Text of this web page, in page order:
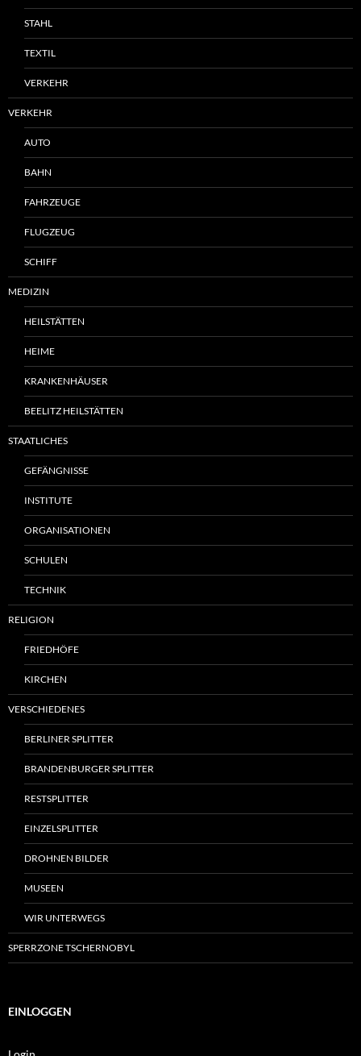
STAHL
TEXTIL
VERKEHR
VERKEHR
AUTO
BAHN
FAHRZEUGE
FLUGZEUG
SCHIFF
MEDIZIN
HEILSTÄTTEN
HEIME
KRANKENHÄUSER
BEELITZ HEILSTÄTTEN
STAATLICHES
GEFÄNGNISSE
INSTITUTE
ORGANISATIONEN
SCHULEN
TECHNIK
RELIGION
FRIEDHÖFE
KIRCHEN
VERSCHIEDENES
BERLINER SPLITTER
BRANDENBURGER SPLITTER
RESTSPLITTER
EINZELSPLITTER
DROHNEN BILDER
MUSEEN
WIR UNTERWEGS
SPERRZONE TSCHERNOBYL
EINLOGGEN